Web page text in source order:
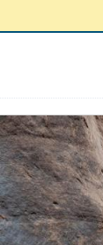
עוד